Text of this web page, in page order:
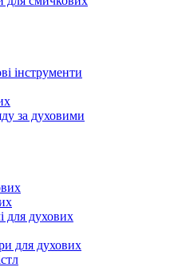
інструменти
за духовими
для духових
для духових